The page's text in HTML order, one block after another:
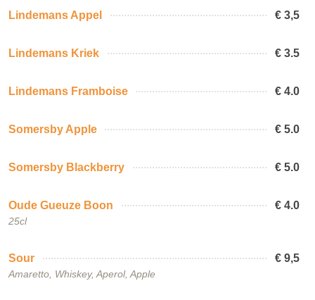
Lindemans Appel € 3,5
Lindemans Kriek € 3.5
Lindemans Framboise € 4.0
Somersby Apple € 5.0
Somersby Blackberry € 5.0
Oude Gueuze Boon € 4.0
25cl
Sour € 9,5
Amaretto, Whiskey, Aperol, Apple